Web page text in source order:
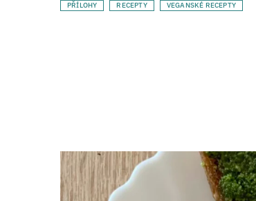
PŘÍLOHY RECEPTY VEGANSKÉ RECEPTY